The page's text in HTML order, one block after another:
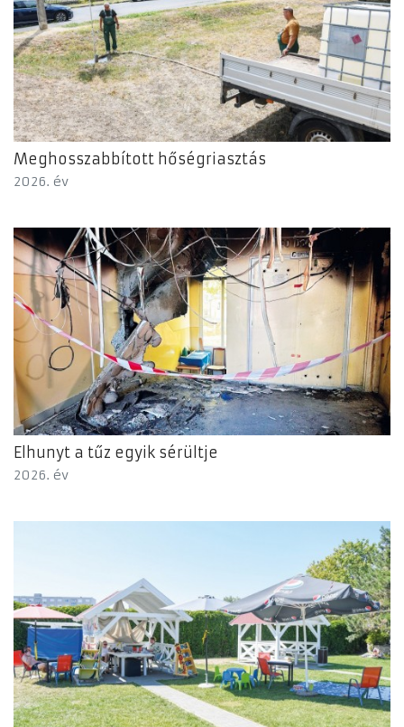
Meghosszabbított hőségriasztás
2026. év
Elhunyt a tűz egyik sérültje
2026. év